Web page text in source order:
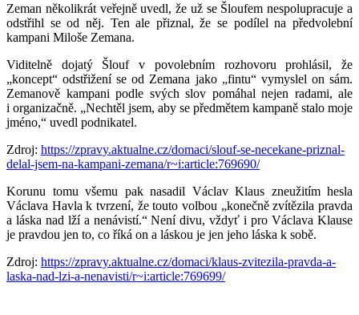
Zeman několikrát veřejně uvedl, že už se Šloufem nespolupracuje a
odstřihl se od něj. Ten ale přiznal, že se podílel na předvolební
kampani Miloše Zemana.
Viditelně dojatý Šlouf v povolebním rozhovoru prohlásil, že
„koncept“ odstřižení se od Zemana jako „fintu“ vymyslel on sám.
Zemanově kampani podle svých slov pomáhal nejen radami, ale
i organizačně. „Nechtěl jsem, aby se předmětem kampaně stalo moje
jméno,“ uvedl podnikatel.
Zdroj: https://zpravy.aktualne.cz/domaci/slouf-se-necekane-priznal-
delal-jsem-na-kampani-zemana/r~i:article:769690/
Korunu tomu všemu pak nasadil Václav Klaus zneužitím hesla
Václava Havla k tvrzení, že touto volbou „konečně zvítězila pravda
a láska nad lží a nenávistí.“ Není divu, vždyť i pro Václava Klause
je pravdou jen to, co říká on a láskou je jen jeho láska k sobě.
Zdroj: https://zpravy.aktualne.cz/domaci/klaus-zvitezila-pravda-a-
laska-nad-lzi-a-nenavisti/r~i:article:769699/